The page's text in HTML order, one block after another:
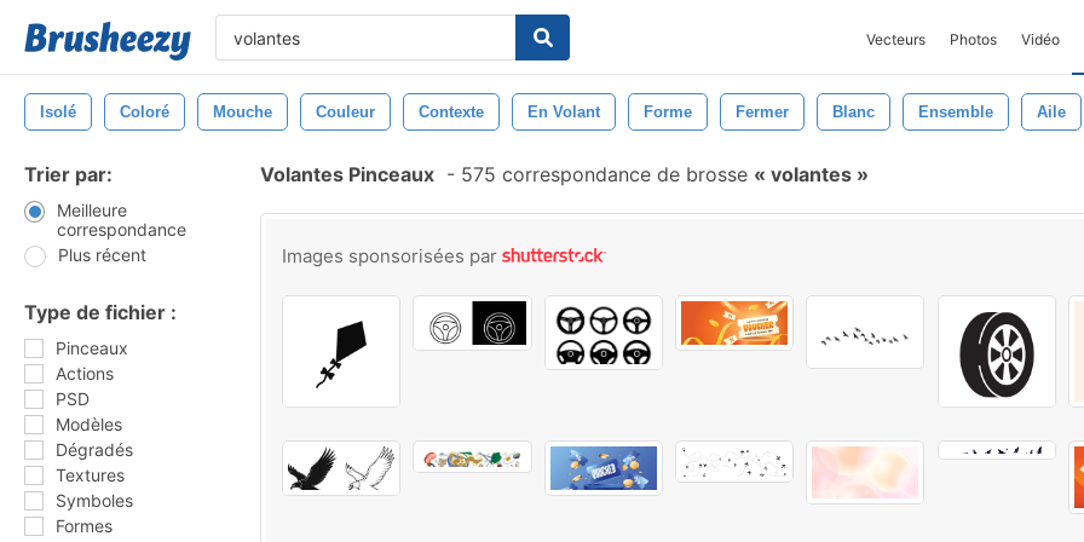
Vecteurs Photos Vidéo
Isolé Coloré Mouche Couleur Contexte En Volant Forme Fermer Blanc Ensemble Aile
Trier par:
Meilleure
correspondance
Plus récent
Type de fichier :
Pinceaux
Actions
PSD
Modèles
Dégradés
Textures
Symboles
Formes
Volantes Pinceaux - 575 correspondance de brosse volantes
Images sponsorisées par